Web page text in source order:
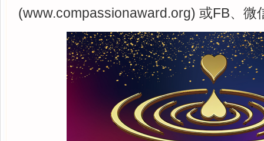
(www.compassionaward.org) 或FB、微